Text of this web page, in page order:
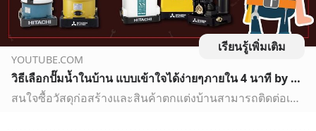
เรียนรู้เพิ่มเติม
YOUTUBE.COM
วิธีเลือกปั๊มน้ำในบ้าน แบบเข้าใจได้ง่ายๆภายใน 4 นาที by ช่างแสง
สนใจซื้อวัสดุก่อสร้างและสินค้าตกแต่งบ้านสามารถติดต่อเพื่อสอบถามข้อมูลเพิ่มเติมได้ที่ร้านต.แสงอุปกรณ์โฮมมาร์ทสุพรรณบุรี ร้านเปิดบริการทุกวันตั้งแต่ 07.00-17.0...